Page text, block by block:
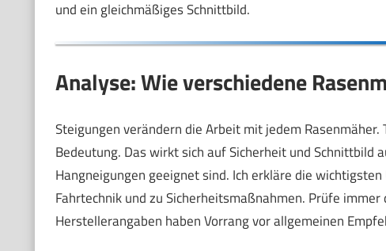
und ein gleichmäßiges Schnittbild.
Analyse: Wie verschiedene
Steigungen verändern die Arbeit mit jedem
Bedeutung. Das wirkt sich auf Sicherheit und Schnittbild
Hangneigungen geeignet sind. Ich erkläre die
Fahrtechnik und zu Sicherheitsmaßnahmen. Prüfe
Herstellerangaben haben Vorrang vor allgemeinen